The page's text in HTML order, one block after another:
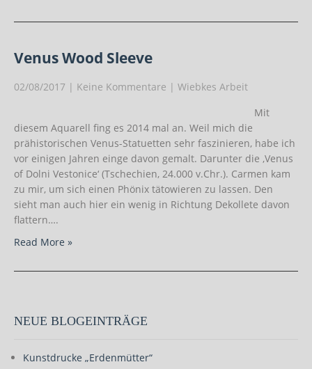
Venus Wood Sleeve
02/08/2017 | Keine Kommentare | Wiebkes Arbeit
Mit
diesem Aquarell fing es 2014 mal an. Weil mich die
prähistorischen Venus-Statuetten sehr faszinieren, habe ich
vor einigen Jahren einge davon gemalt. Darunter die ‚Venus
of Dolni Vestonice‘ (Tschechien, 24.000 v.Chr.). Carmen kam
zu mir, um sich einen Phönix tätowieren zu lassen. Den
sieht man auch hier ein wenig in Richtung Dekollete davon
flattern….
Read More »
NEUE BLOGEINTRÄGE
Kunstdrucke „Erdenmütter“